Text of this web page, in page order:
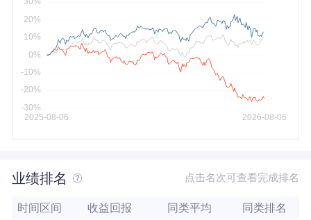
最大
业绩排名 点击名次可查看完成排名
时间区间 收益回报 同类平均 同类排名